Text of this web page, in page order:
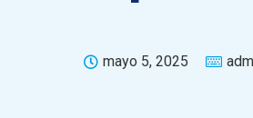
mayo 5, 2025